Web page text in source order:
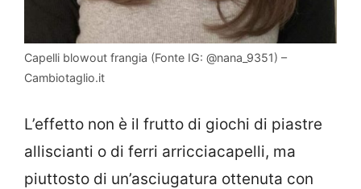
Capelli blowout frangia (Fonte IG: @nana_9351) –
Cambiotaglio.it
L’effetto non è il frutto di giochi di piastre
alliscianti o di ferri arricciacapelli, ma
piuttosto di un’asciugatura ottenuta con